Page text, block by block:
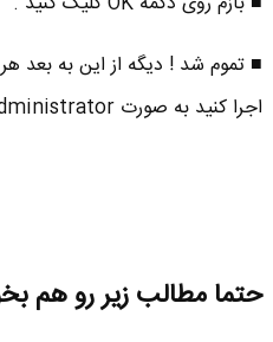
اجرا کنید به صورت Administrator اجرا میشه .
حتما مطالب زیر رو هم